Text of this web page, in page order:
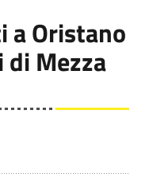
a Oristano
Mezza